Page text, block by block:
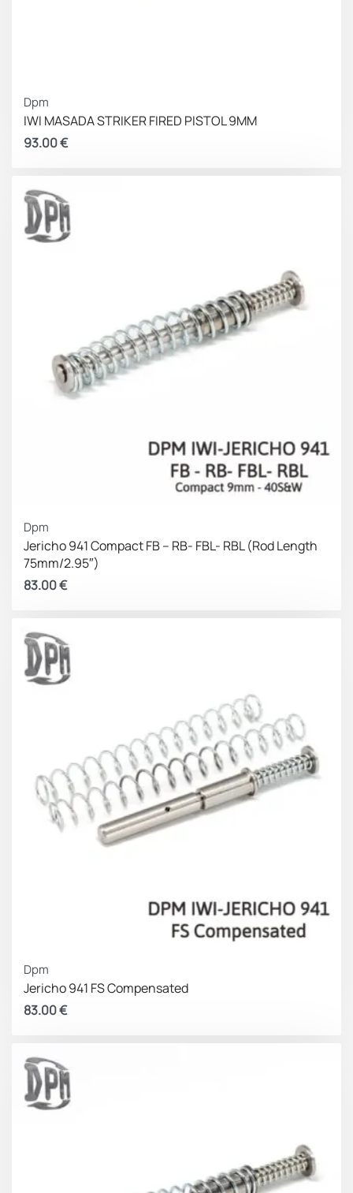
Dpm
IWI MASADA STRIKER FIRED PISTOL 9MM
93.00€
Dpm
Jericho 941 Compact FB – RB- FBL- RBL (Rod Length
75mm/2.95″)
83.00€
Dpm
Jericho 941 FS Compensated
83.00€